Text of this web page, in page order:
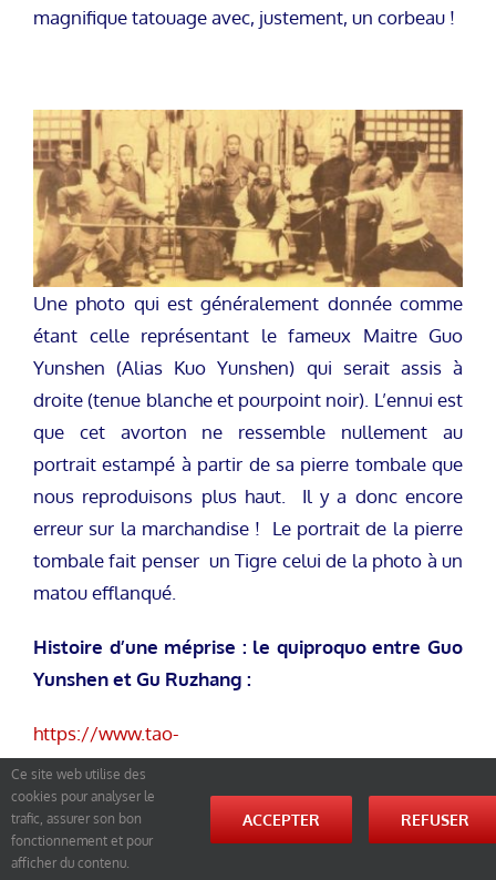
magnifique tatouage avec, justement, un corbeau !
Une photo qui est généralement donnée comme
étant celle représentant le fameux Maitre Guo
Yunshen (Alias Kuo Yunshen) qui serait assis à
droite (tenue blanche et pourpoint noir). L’ennui est
que cet avorton ne ressemble nullement au
portrait estampé à partir de sa pierre tombale que
nous reproduisons plus haut. Il y a donc encore
erreur sur la marchandise ! Le portrait de la pierre
tombale fait penser un Tigre celui de la photo à un
matou efflanqué.
Histoire d’une méprise : le quiproquo entre Guo
Yunshen et Gu Ruzhang :
https://www.tao-
yin.fr/pagenonconsultable2021/nei-
jia/Gu_Ruzhang.html
Une psychologie Viking par
Ce site web utilise des
cookies pour analyser le
trafic, assurer son bon
fonctionnement et pour
afficher du contenu.
ACCEPTER REFUSER